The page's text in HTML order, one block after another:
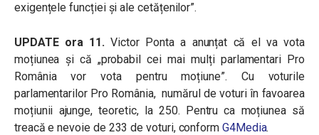
exigențele funcției și ale cetățenilor”.
UPDATE ora 11.Victor Ponta a anunțat că el va vota
moțiunea și că „probabil cei mai mulți parlamentari Pro
România vor vota pentru moțiune”. Cu voturile
parlamentarilor Pro România, numărul de voturi în favoarea
moțiunii ajunge, teoretic, la 250. Pentru ca moțiunea să
treacă e nevoie de 233 de voturi, conform G4Media.